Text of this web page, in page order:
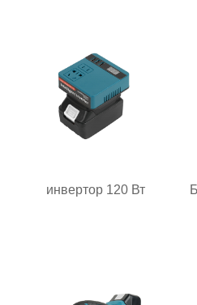
инвертор 120 Вт